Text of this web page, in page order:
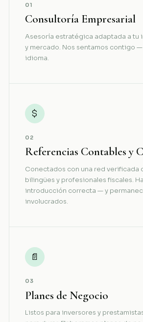
01
Consultoría Empresarial
Asesoría estratégica adaptada a tu
y mercado. Nos sentamos contigo —
idioma.
$
02
Referencias Contables y
Conectados con una red verificada
bilingües y profesionales fiscales.
introducción correcta — y
involucrados.
📄
03
Planes de Negocio
Listos para inversores y